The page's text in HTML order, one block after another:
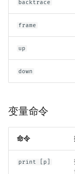
backtrace
frame
up
down
变量命令
命令
print [p]